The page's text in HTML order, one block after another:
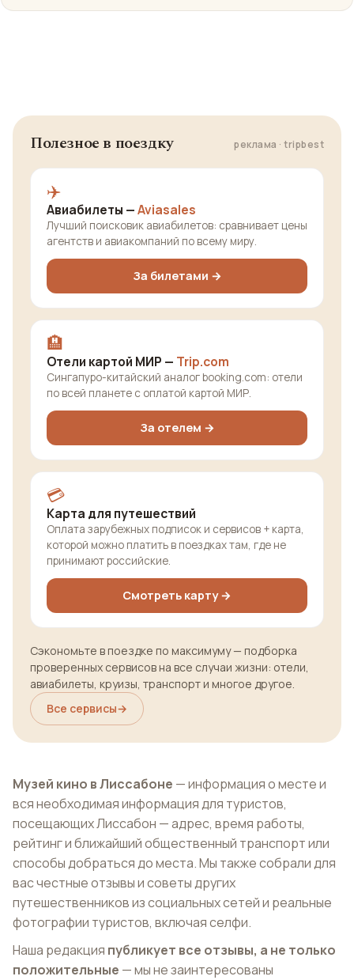
Yo
Полезное в поездку реклама · tripbest
✈️
Авиабилеты —Aviasales
Лучший поисковик авиабилетов: сравнивает цены
агентств и авиакомпаний по всему миру.
За билетами →
🏨
Отели картой МИР — Trip.com
Сингапуро-китайский аналог booking.com: отели
по всей планете с оплатой картой МИР.
За отелем →
💳
Карта для путешествий
Оплата зарубежных подписок и сервисов + карта,
которой можно платить в поездках там, где не
принимают российские.
Смотреть карту →
Сэкономьте в поездке по максимуму — подборка
проверенных сервисов на все случаи жизни: отели,
авиабилеты, круизы, транспорт и многое другое.
Все сервисы→
Музей кино в Лиссабоне — информация о месте и
вся необходимая информация для туристов,
посещающих Лиссабон — адрес, время работы,
рейтинг и ближайший общественный транспорт или
способы добраться до места. Мы также собрали для
вас честные отзывы и советы других
путешественников из социальных сетей и реальные
фотографии туристов, включая селфи.
Наша редакция публикует все отзывы, а не только
положительные — мы не заинтересованы